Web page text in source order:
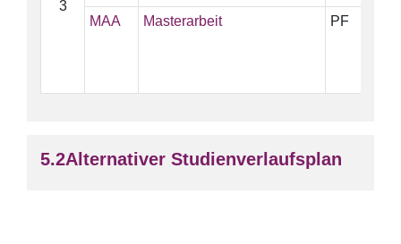
3
MAA Masterarbeit PF
Alternativer Studienverlaufsplan